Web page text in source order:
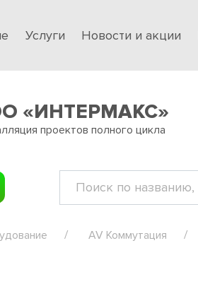
Услуги Новости и акции
«ИНТЕРМАКС»
проектов полного цикла
AV Коммутация